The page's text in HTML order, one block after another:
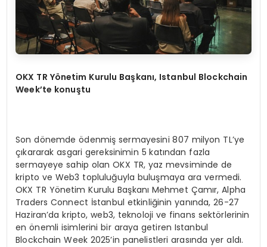
OKX TR Yönetim Kurulu Başkanı, Istanbul Blockchain
Week’te konuştu
Son dönemde ödenmiş sermayesini 807 milyon TL’ye
çıkararak asgari gereksinimin 5 katından fazla
sermayeye sahip olan OKX TR, yaz mevsiminde de
kripto ve Web3 topluluğuyla buluşmaya ara vermedi.
OKX TR Yönetim Kurulu Başkanı Mehmet Çamır, Alpha
Traders Connect İstanbul etkinliğinin yanında, 26-27
Haziran’da kripto, web3, teknoloji ve finans sektörlerinin
en önemli isimlerini bir araya getiren Istanbul
Blockchain Week 2025’in panelistleri arasında yer aldı.